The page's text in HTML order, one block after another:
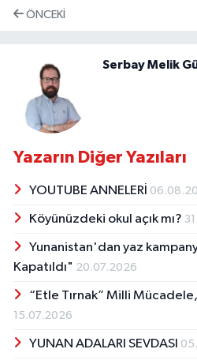
ÖNCEKI
Serbay Melik
Yazarın Diğer Yazıları
YOUTUBE ANNELERİ
Köyünüzdeki okul açık mı?
Yunanistan'dan yaz
Kapatıldı" 20.07.2026
“Etle Tırnak” Milli Mücadele,
15.07.2026
YUNAN ADALARI SEVDASI